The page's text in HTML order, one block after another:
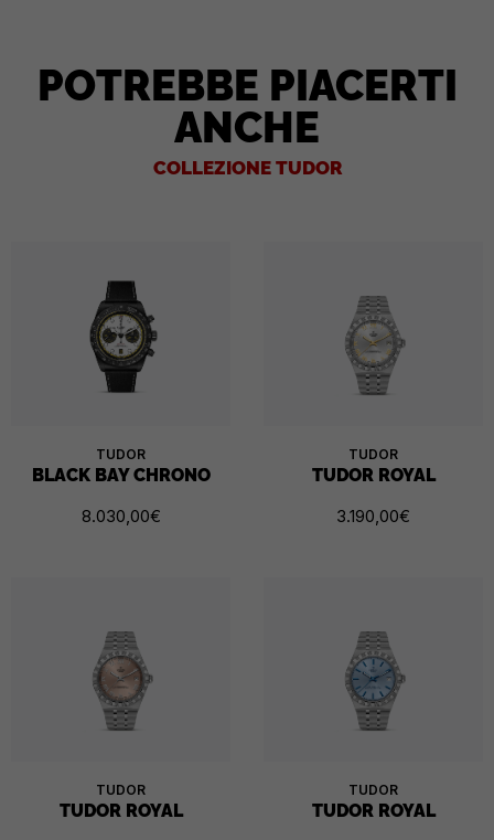
POTREBBE PIACERTI
ANCHE
COLLEZIONE TUDOR
TUDOR
BLACK BAY CHRONO
8.030,00€
TUDOR
TUDOR ROYAL
3.190,00€
TUDOR
TUDOR ROYAL
TUDOR
TUDOR ROYAL